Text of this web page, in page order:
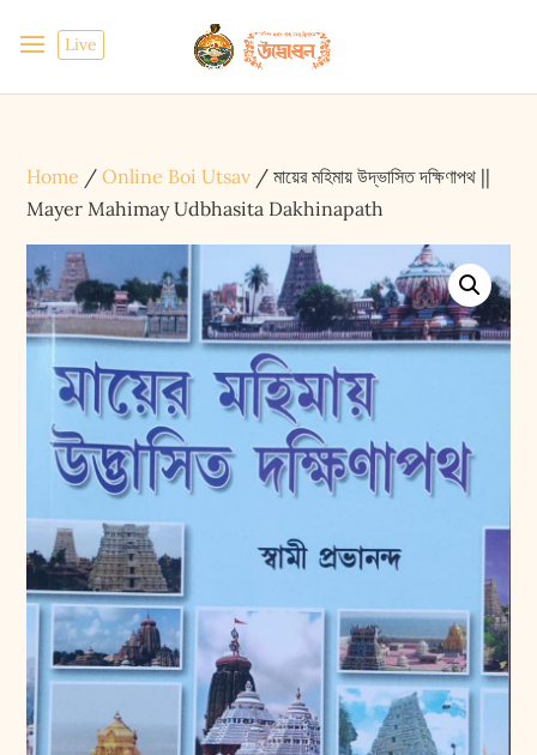
Live
Home /Online Boi Utsav / মায়ের মহিমায় উদ্ভাসিত দক্ষিণাপথ ||
Mayer Mahimay Udbhasita Dakhinapath